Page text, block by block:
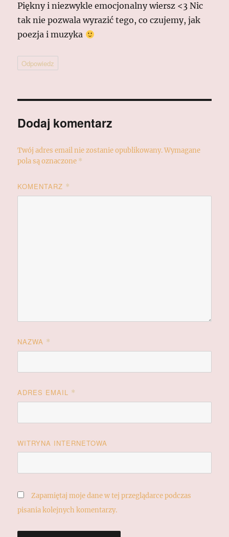
Piękny i niezwykle emocjonalny wiersz <3 Nic
tak nie pozwala wyrazić tego, co czujemy, jak
poezja i muzyka
Odpowiedz
Dodaj komentarz
Twój adres email nie zostanie opublikowany. Wymagane
pola są oznaczone *
KOMENTARZ *
NAZWA *
ADRES EMAIL *
WITRYNA INTERNETOWA
Zapamiętaj moje dane w tej przeglądarce podczas
pisania kolejnych komentarzy.